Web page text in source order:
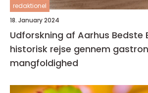
redaktionel
18. January 2024
Udforskning af Aarhus Bedste
historisk rejse gennem
mangfoldighed